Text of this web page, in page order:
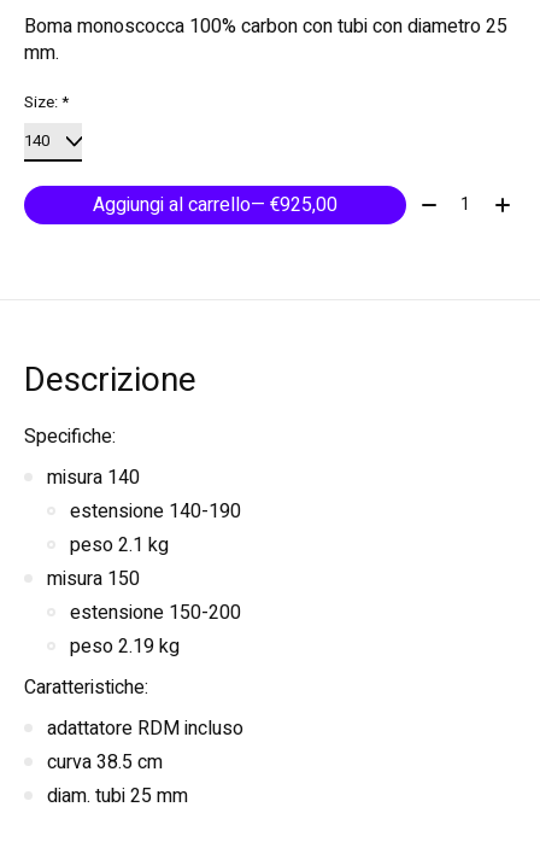
Boma monoscocca 100% carbon con tubi con diametro 25
mm.
Size:*
Aggiungi al carrello — €925,00 Quantità:
Descrizione
Specifiche:
misura 140
estensione 140-190
peso 2.1 kg
misura 150
estensione 150-200
peso 2.19 kg
Caratteristiche:
adattatore RDM incluso
curva 38.5 cm
diam. tubi 25 mm